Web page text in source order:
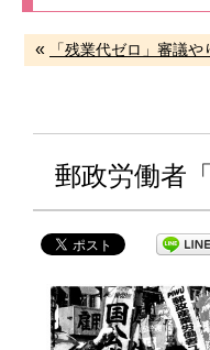
« 「残業代ゼロ」審議や
郵政労働者